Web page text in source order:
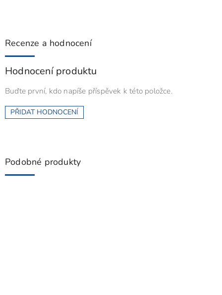
Recenze a hodnocení
Hodnocení produktu
Buďte první, kdo napíše příspěvek k této položce.
PŘIDAT HODNOCENÍ
Podobné produkty